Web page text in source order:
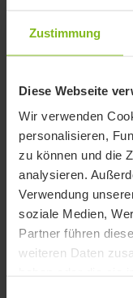
Zustimmung
Diese Webseite
Wir verwenden
personalisieren,
zu können und die
analysieren.
Verwendung
soziale Medien,
Partner führen
weiteren Daten
behältst du das
Blick und
Belege